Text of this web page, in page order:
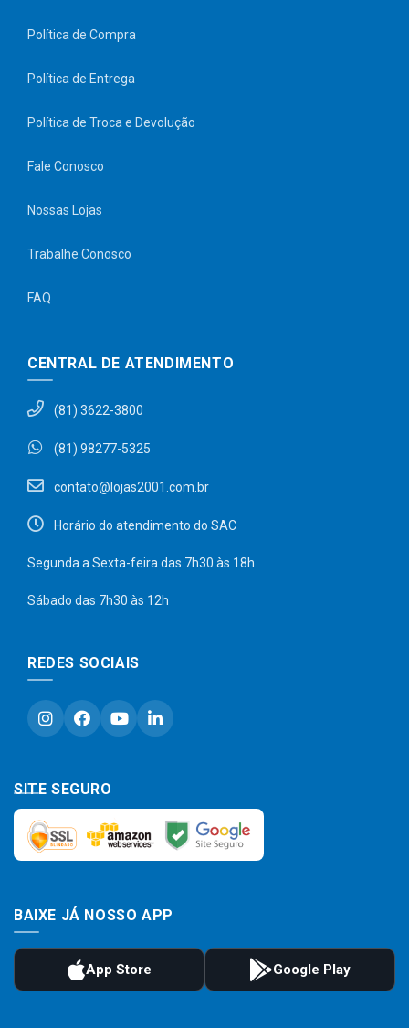
Política de Compra
Política de Entrega
Política de Troca e Devolução
Fale Conosco
Nossas Lojas
Trabalhe Conosco
FAQ
CENTRAL DE ATENDIMENTO
(81) 3622-3800
(81) 98277-5325
contato@lojas2001.com.br
Horário do atendimento do SAC
Segunda a Sexta-feira das 7h30 às 18h
Sábado das 7h30 às 12h
REDES SOCIAIS
SITE SEGURO
BAIXE JÁ NOSSO APP